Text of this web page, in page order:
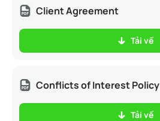
Client Agreement
Tải về
Conflicts of Interest Policy
Tải về